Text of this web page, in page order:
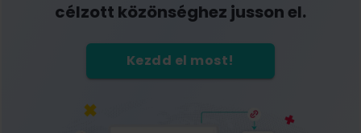
célzott közönséghez jusson el.
Kezdd el most!